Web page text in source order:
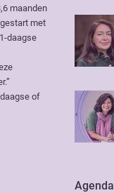
maanden
met
daagse
of
Agenda